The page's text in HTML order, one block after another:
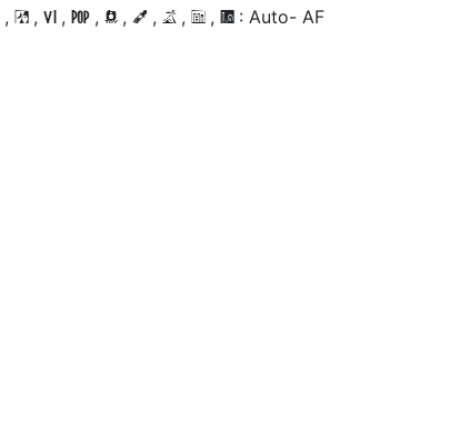
, 4 , V , T , 5 , 7 , 1 , 2 , 3 : Auto- AF